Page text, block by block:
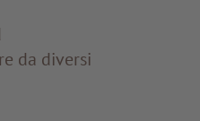
da diversi